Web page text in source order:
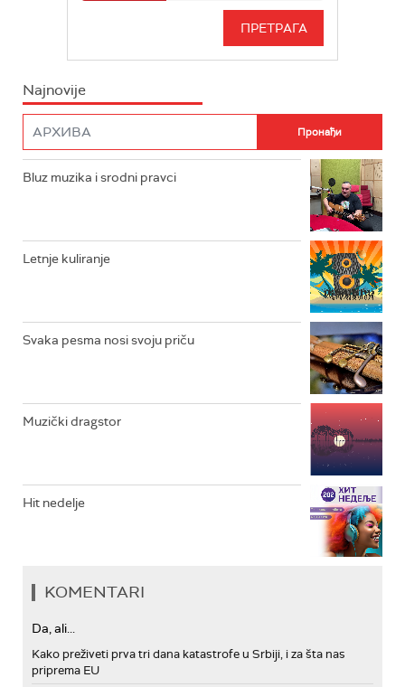
RADIO BEOGRAD 3
RADIO ROKENROLER
RADIO DŽEZER
INFO
Najnovije
Bluz muzika i srodni pravci
Letnje kuliranje
Svaka pesma nosi svoju priču
Muzički dragstor
Hit nedelje
KOMENTARI
Da, ali...
Kako preživeti prva tri dana katastrofe u Srbiji, i za šta nas
priprema EU